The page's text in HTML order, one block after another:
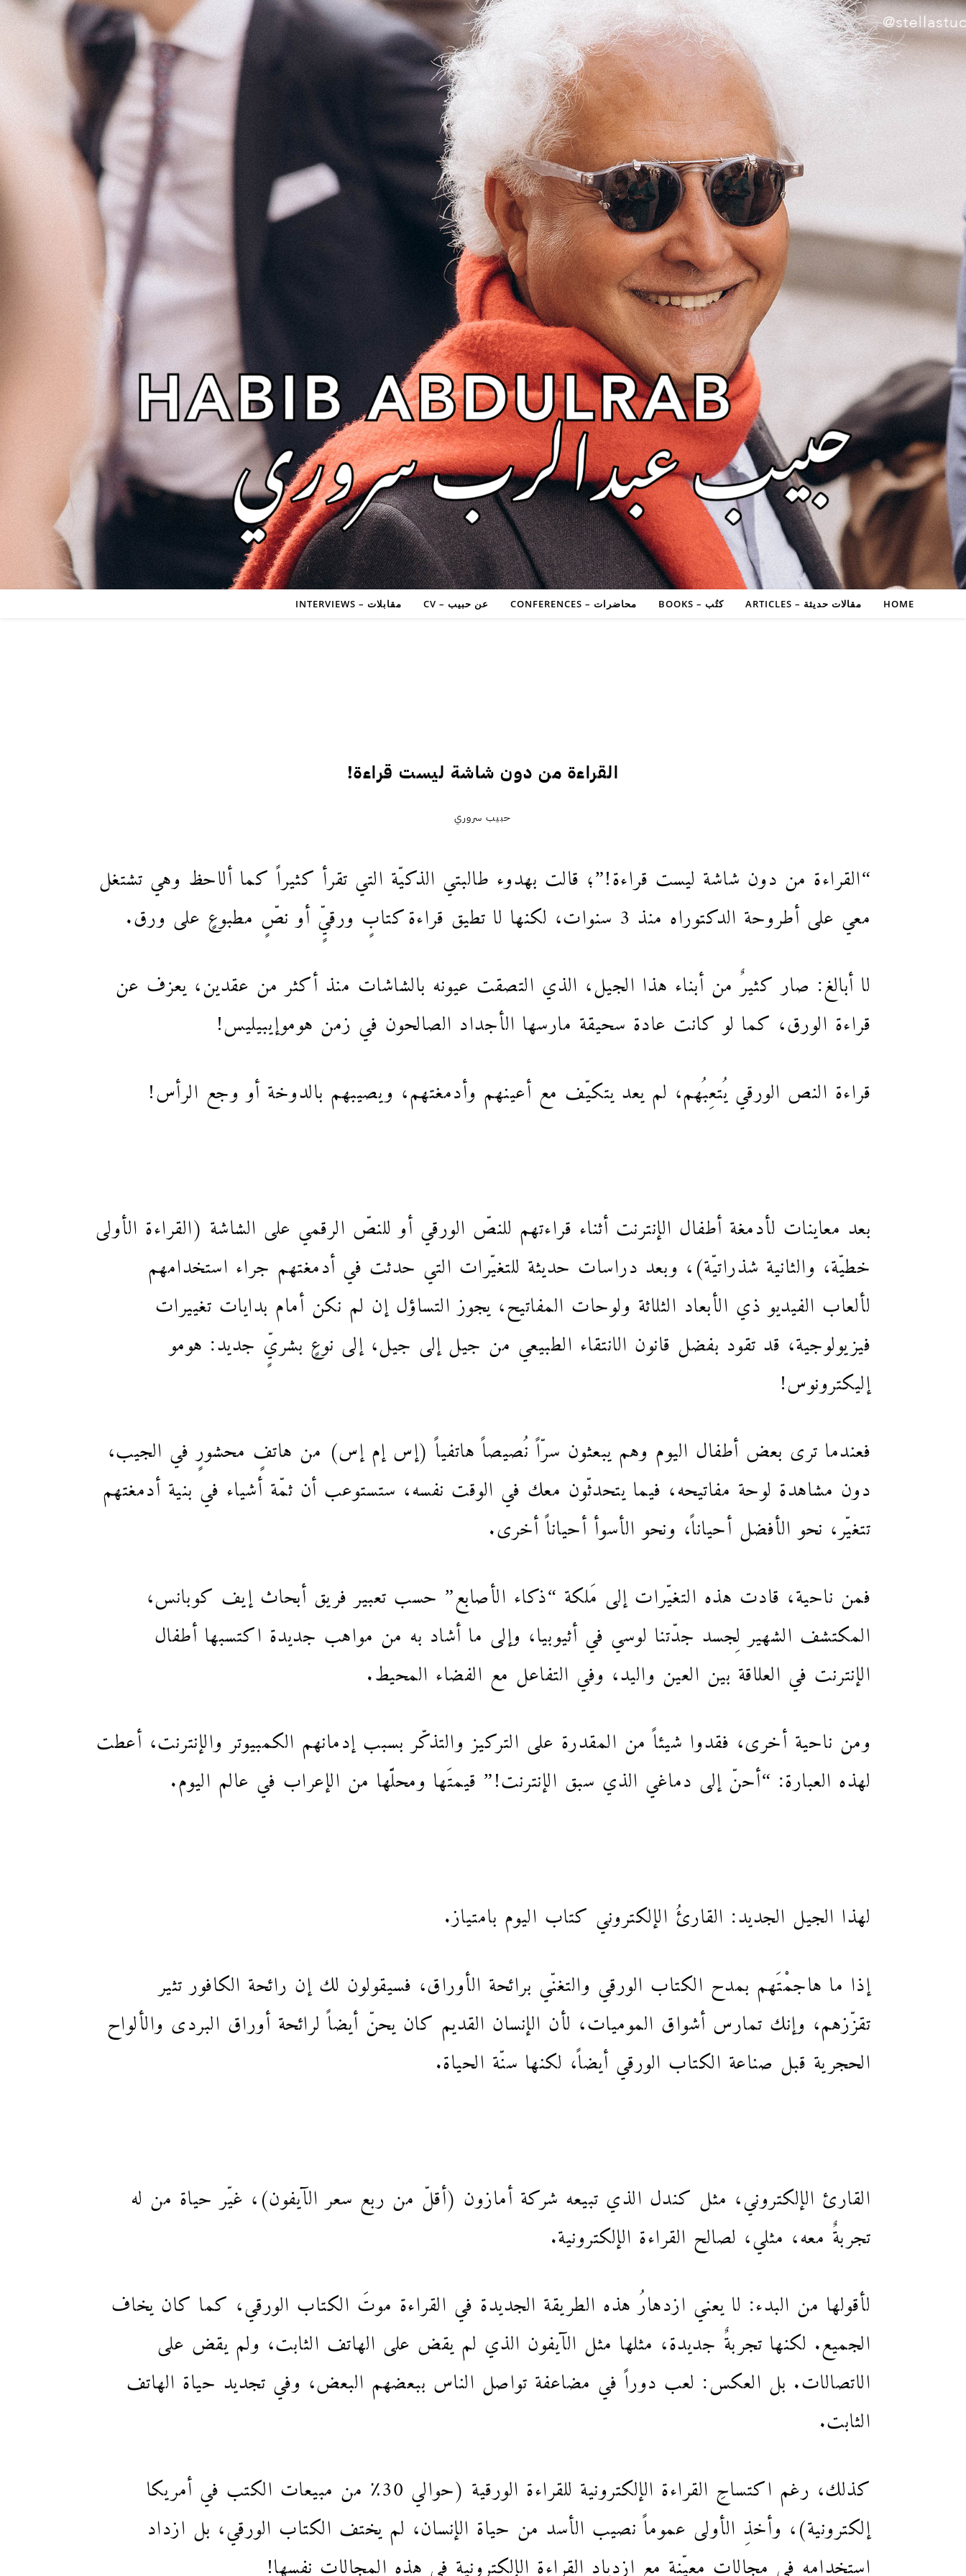
HOME مقالات حديثة – ARTICLES كتُب – BOOKS محاضرات – CONFERENCES عن حبيب – CV مقابلات – INTERVIEWS
القراءة من دون شاشة ليست قراءة!
حبيب سروري
“القراءة من دون شاشة ليست قراءة!”؛ قالت بهدوء طالبتي الذكيّة التي تقرأ كثيراً كما ألاحظ وهي تشتغل
معي على أطروحة الدكتوراه منذ 3 سنوات، لكنها لا تطيق قراءة كتابٍ ورقيٍّ أو نصٍّ مطبوعٍ على ورق.
لا أبالغ: صار كثيرٌ من أبناء هذا الجيل، الذي التصقت عيونه بالشاشات منذ أكثر من عقدين، يعزف عن
قراءة الورق، كما لو كانت عادة سحيقة مارسها الأجداد الصالحون في زمن هوموإيبيليس!
قراءة النص الورقي يُتعِبُهم، لم يعد يتكيّف مع أعينهم وأدمغتهم، ويصيبهم بالدوخة أو وجع الرأس!
بعد معاينات لأدمغة أطفال الإنترنت أثناء قراءتهم للنصّ الورقي أو للنصّ الرقمي على الشاشة (القراءة الأولى
خطيّة، والثانية شذراتيّة)، وبعد دراسات حديثة للتغيّرات التي حدثت في أدمغتهم جراء استخدامهم
لألعاب الفيديو ذي الأبعاد الثلاثة ولوحات المفاتيح، يجوز التساؤل إن لم نكن أمام بدايات تغييرات
فيزيولوجية، قد تقود بفضل قانون الانتقاء الطبيعي من جيل إلى جيل، إلى نوعٍ بشريٍّ جديد: هومو
إليكترونوس!
فعندما ترى بعض أطفال اليوم وهم يبعثون سرّاً نُصيصاً هاتفياً (إس إم إس) من هاتفٍ محشورٍ في الجيب،
دون مشاهدة لوحة مفاتيحه، فيما يتحدثّون معك في الوقت نفسه، ستستوعب أن ثمّة أشياء في بنية أدمغتهم
تتغيّر، نحو الأفضل أحياناً، ونحو الأسوأ أحياناً أخرى.
فمن ناحية، قادت هذه التغيّرات إلى مَلكة “ذكاء الأصابع” حسب تعبير فريق أبحاث إيف كوبانس،
المكتشف الشهير لِجسد جدّتنا لوسي في أثيوبيا، وإلى ما أشاد به من مواهب جديدة اكتسبها أطفال
الإنترنت في العلاقة بين العين واليد، وفي التفاعل مع الفضاء المحيط.
ومن ناحية أخرى، فقدوا شيئاً من المقدرة على التركيز والتذكّر بسبب إدمانهم الكمبيوتر والإنترنت، أعطت
لهذه العبارة: “أحنّ إلى دماغي الذي سبق الإنترنت!” قيمتَها ومحلَّها من الإعراب في عالم اليوم.
لهذا الجيل الجديد: القارئُ الإلكتروني كتاب اليوم بامتياز.
إذا ما هاجمْتَهم بمدح الكتاب الورقي والتغنّي برائحة الأوراق، فسيقولون لك إن رائحة الكافور تثير
تقزّزهم، وإنك تمارس أشواق الموميات، لأن الإنسان القديم كان يحنّ أيضاً لرائحة أوراق البردى والألواح
الحجرية قبل صناعة الكتاب الورقي أيضاً، لكنها سنّة الحياة.
القارئ الإلكتروني، مثل كندل الذي تبيعه شركة أمازون (أقلّ من ربع سعر الآيفون)، غيّر حياة من له
تجربةٌ معه، مثلي، لصالح القراءة الإلكترونية.
لأقولها من البدء: لا يعني ازدهارُ هذه الطريقة الجديدة في القراءة موتَ الكتاب الورقي، كما كان يخاف
الجميع. لكنها تجربةٌ جديدة، مثلها مثل الآيفون الذي لم يقض على الهاتف الثابت، ولم يقض على
الاتصالات. بل العكس: لعب دوراً في مضاعفة تواصل الناس ببعضهم البعض، وفي تجديد حياة الهاتف
الثابت.
كذلك، رغم اكتساحِ القراءة الإلكترونية للقراءة الورقية (حوالي 30٪ من مبيعات الكتب في أمريكا
إلكترونية)، وأخذِ الأولى عموماً نصيب الأسد من حياة الإنسان، لم يختف الكتاب الورقي، بل ازداد
استخدامه في مجالات معيّنة مع ازدياد القراءة الإلكترونية في هذه المجالات نفسها!